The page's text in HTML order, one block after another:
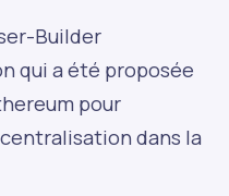
Builder
qui a été proposée
pour
dans la